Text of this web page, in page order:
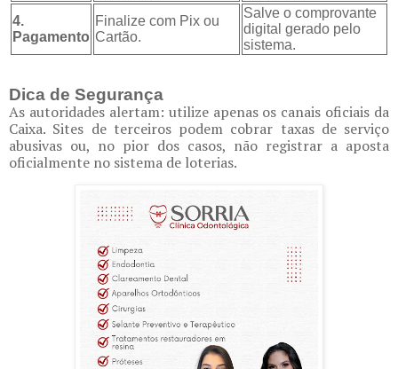
4.
Pagamento
Finalize com Pix ou
Cartão.
Salve o comprovante
digital gerado pelo
sistema.
Dica de Segurança
As autoridades alertam: utilize apenas os canais oficiais da
Caixa. Sites de terceiros podem cobrar taxas de serviço
abusivas ou, no pior dos casos, não registrar a aposta
oficialmente no sistema de loterias.